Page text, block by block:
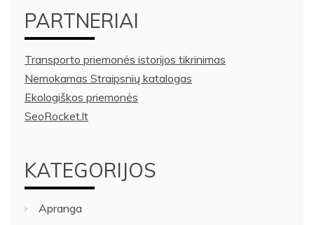
PARTNERIAI
Transporto priemonės istorijos tikrinimas
Nemokamas Straipsnių katalogas
Ekologiškos priemonės
SeoRocket.lt
KATEGORIJOS
Apranga